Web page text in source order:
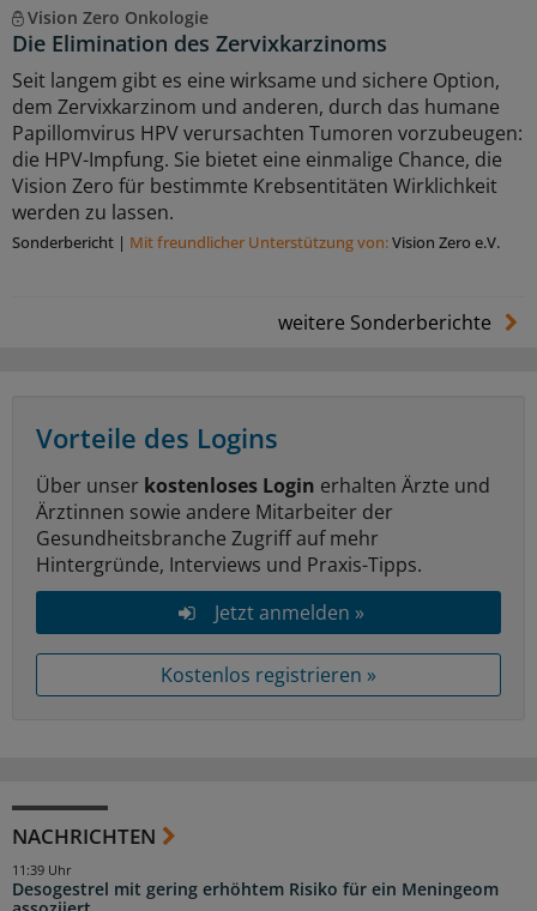
Vision Zero Onkologie
Die Elimination des Zervixkarzinoms
Seit langem gibt es eine wirksame und sichere Option,
dem Zervixkarzinom und anderen, durch das humane
Papillomvirus HPV verursachten Tumoren vorzubeugen:
die HPV-Impfung. Sie bietet eine einmalige Chance, die
Vision Zero für bestimmte Krebsentitäten Wirklichkeit
werden zu lassen.
Sonderbericht | Mit freundlicher Unterstützung von:Vision Zero e.V.
weitere Sonderberichte
Vorteile des Logins
Über unser kostenloses Login erhalten Ärzte und
Ärztinnen sowie andere Mitarbeiter der
Gesundheitsbranche Zugriff auf mehr
Hintergründe, Interviews und Praxis-Tipps.
Jetzt anmelden »
Kostenlos registrieren »
NACHRICHTEN
Desogestrel mit gering erhöhtem Risiko für ein Meningeom
11:39 Uhr